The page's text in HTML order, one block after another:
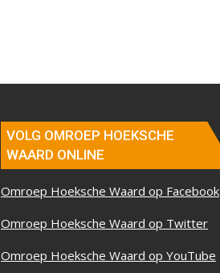
VOLG OMROEP HOEKSCHE
WAARD ONLINE
Omroep Hoeksche Waard op Facebook
Omroep Hoeksche Waard op Twitter
Omroep Hoeksche Waard op YouTube